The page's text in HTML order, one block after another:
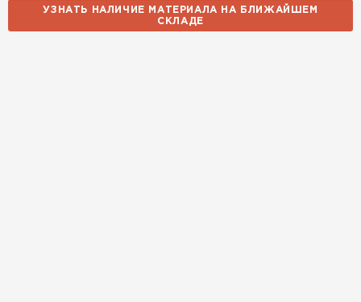
УЗНАТЬ НАЛИЧИЕ МАТЕРИАЛА НА БЛИЖАЙШЕМ
СКЛАДЕ